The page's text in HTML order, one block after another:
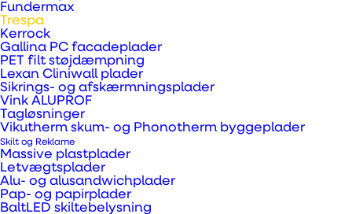
Fundermax
Trespa
Kerrock
Gallina PC facadeplader
PET filt støjdæmpning
Lexan Cliniwall plader
Sikrings- og afskærmningsplader
Vink ALUPROF
Tagløsninger
Vikutherm skum- og Phonotherm byggeplader
Skilt og Reklame
Massive plastplader
Letvægtsplader
Alu- og alusandwichplader
Pap- og papirplader
BaltLED skiltebelysning
vedligehold. De er
rengøringsvenlige i forhold til skidt
eller grafitti. Derfor anvendes de
ofte på skoler, institutioner eller
andre facader. Pladerne er så
stærke, at de endda anvendes til
byggerier på Grønland. I Danmark
holder pladerne farven mellem 20